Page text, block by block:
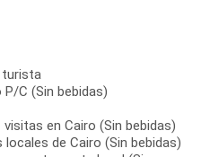
turista
C (Sin bebidas)
en Cairo (Sin bebidas)
de Cairo (Sin bebidas)